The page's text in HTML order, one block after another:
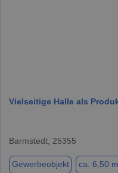
Vielseitige Halle als
Barmstedt, 25355
Gewerbeobjekt ca. 6,50